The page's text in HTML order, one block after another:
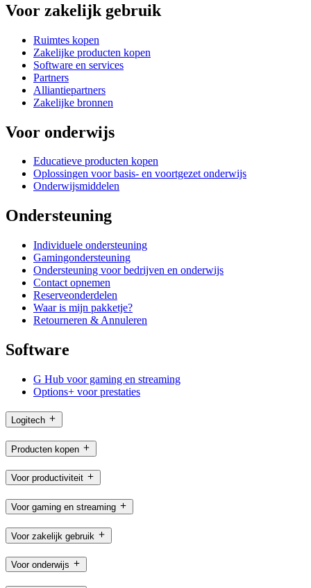
Voor zakelijk gebruik
Ruimtes kopen
Zakelijke producten kopen
Software en services
Partners
Alliantiepartners
Zakelijke bronnen
Voor onderwijs
Educatieve producten kopen
Oplossingen voor basis- en voortgezet onderwijs
Onderwijsmiddelen
Ondersteuning
Individuele ondersteuning
Gamingondersteuning
Ondersteuning voor bedrijven en onderwijs
Contact opnemen
Reserveonderdelen
Waar is mijn pakketje?
Retourneren & Annuleren
Software
G Hub voor gaming en streaming
Options+ voor prestaties
Logitech
Producten kopen
Voor productiviteit
Voor gaming en streaming
Voor zakelijk gebruik
Voor onderwijs